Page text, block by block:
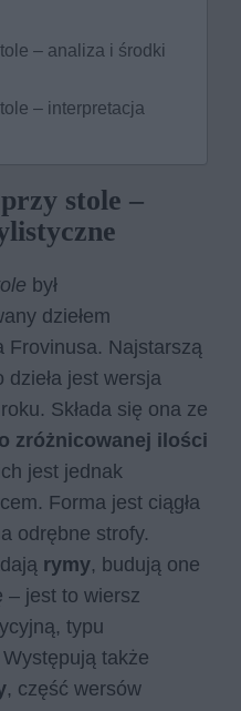
– analiza i środki
– interpretacja
stole –
był
dziełem
Frovinusa. Najstarszą
jest wersja
Składa się ona ze
zróżnicowanej ilości
jest jednak
Forma jest ciągła
odrębne strofy.
rymy, budują one
– jest to wiersz
typu
także
, część wersów